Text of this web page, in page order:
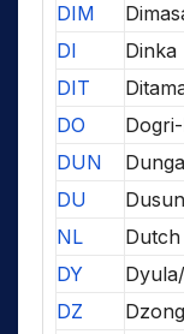
DIM
DI
Dinka
DIT
DO
DUN
DU
Dusun
NL
Dutch
DY
DZ